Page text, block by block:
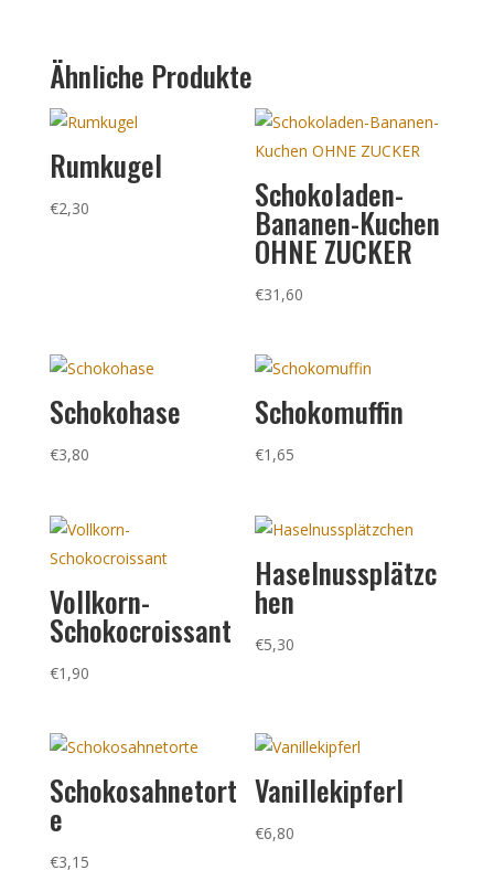
Ähnliche Produkte
Rumkugel
€2,30 Schokoladen-
Bananen-Kuchen
OHNE ZUCKER
€31,60
Schokohase
€3,80
Schokomuffin
€1,65
Vollkorn-
Schokocroissant
€1,90
Haselnussplätzc
hen
€5,30
Schokosahnetort
e
€3,15
Vanillekipferl
€6,80